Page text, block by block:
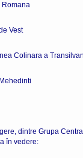
a
dintre Grupa
în vedere: